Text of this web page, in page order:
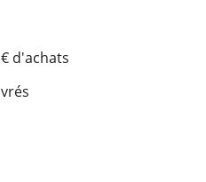
d'achats